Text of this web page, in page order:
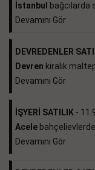
İstanbul
bağcılarda
Devamını Gör
DEVREDENLER
Devren kiralık
Devamını Gör
İŞYERİ SATILIK -
Acele
Devamını Gör